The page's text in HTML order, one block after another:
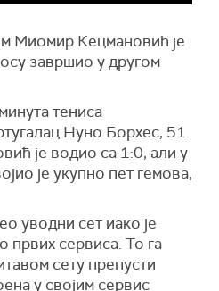
Миомир Кецмановић је
завршио у другом
тениса
Нуно Борхес, 51.
је водио са 1:0, али у
је укупно пет гемова,
уводни сет иако је
првих сервиса. То га
сету препусти
у својим сервис